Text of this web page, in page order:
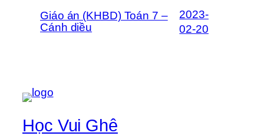
Giáo án (KHBD) Toán 7 –
Cánh diều
2023-
02-20
Học Vui Ghê